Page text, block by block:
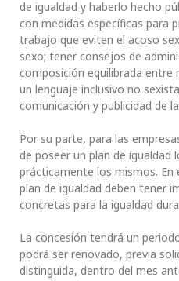
de igualdad y haberlo hecho
con medidas específicas para
trabajo que eviten el acoso
sexo; tener consejos de
composición equilibrada entre
un lenguaje inclusivo no
comunicación y publicidad de
Por su parte, para las
de poseer un plan de igualdad
prácticamente los mismos. En
plan de igualdad deben tener
concretas para la igualdad
La concesión tendrá un
podrá ser renovado, previa
distinguida, dentro del mes